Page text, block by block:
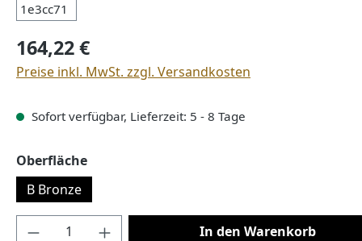
Regulärer Preis:
164,22 €
Preise inkl. MwSt. zzgl. Versandkosten
Sofort verfügbar, Lieferzeit: 5 - 8 Tage
Oberflächeauswählen
B Bronze
Produkt Anzahl: Gib den gewünschten
In den Warenkorb